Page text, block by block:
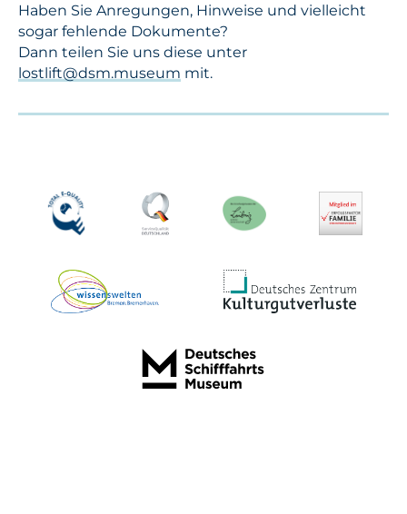
Haben Sie Anregungen, Hinweise und vielleicht
sogar fehlende Dokumente?
Dann teilen Sie uns diese unter
lostlift@dsm.museum mit.